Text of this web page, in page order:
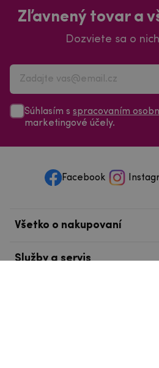
Zľavnený tovar a
Dozviete sa o
Súhlasím s spracovaním
marketingové účely.
Facebook
Všetko o nakupovaní
Služby a servis